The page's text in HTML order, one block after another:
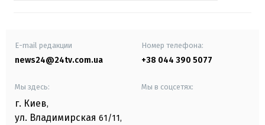
E-mail редакции
news24@24tv.com.ua
Номер телефона:
+38 044 390 5077
Мы здесь:
г. Киев,
ул. Владимирская 61/11,
Мы в соцсетях: